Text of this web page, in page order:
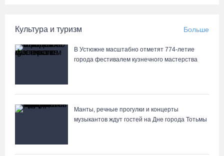
Культура и туризм Больше
В Устюжне масштабно отметят 774-летие
города фестивалем кузнечного мастерства
Манты, речные прогулки и концерты
музыкантов ждут гостей на Дне города Тотьмы